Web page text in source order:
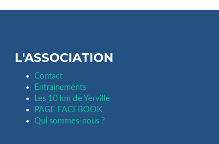
L'ASSOCIATION
Contact
Entrainements
Les 10 km de Yerville
PAGE FACEBOOK
Qui sommes-nous ?